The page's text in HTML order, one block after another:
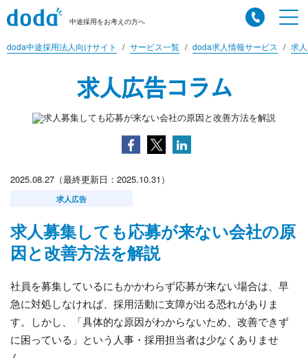
中途採用をお考えの方へ
doda中途採用法人向けサイト サービス一覧 doda求人情報サービス 求
求人広告コラム
2025.08.27（最終更新日：2025.10.31）
求人広告
求人募集しても応募が来ない会社の原
因と改善方法を解説
社員を募集しているにもかかわらず応募が来ない場合は、早
急に対処しなければ、採用活動に支障が出る恐れがありま
す。しかし、「具体的な原因がわからないため、改善できず
に困っている」という人事・採用担当者は少なくありませ